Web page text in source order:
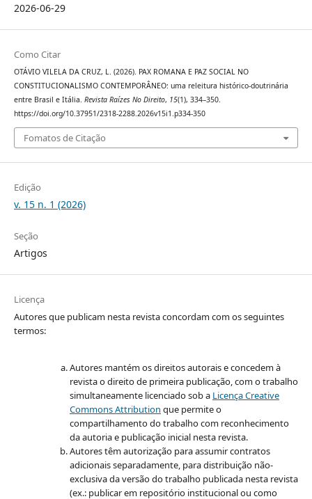
2026-06-29
Como Citar
OTÁVIO VILELA DA CRUZ, L. (2026). PAX ROMANA E PAZ SOCIAL NO
CONSTITUCIONALISMO CONTEMPORÂNEO: uma releitura histórico-doutrinária
entre Brasil e Itália. Revista Raízes No Direito, 15(1), 334–350.
https://doi.org/10.37951/2318-2288.2026v15i1.p334-350
Fomatos de Citação
Edição
v. 15 n. 1 (2026)
Seção
Artigos
Licença
Autores que publicam nesta revista concordam com os seguintes
termos:
Autores mantém os direitos autorais e concedem à
revista o direito de primeira publicação, com o trabalho
simultaneamente licenciado sob a Licença Creative
Commons Attribution que permite o
compartilhamento do trabalho com reconhecimento
da autoria e publicação inicial nesta revista.
Autores têm autorização para assumir contratos
adicionais separadamente, para distribuição não-
exclusiva da versão do trabalho publicada nesta revista
(ex.: publicar em repositório institucional ou como